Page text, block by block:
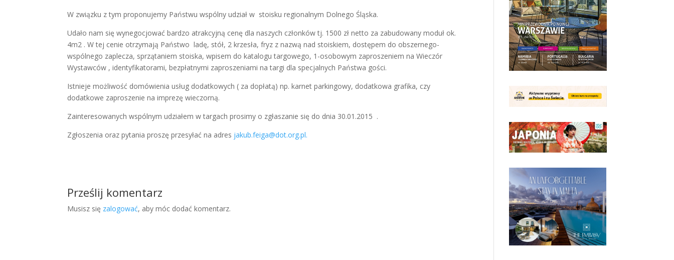
W związku z tym proponujemy Państwu wspólny udział w stoisku regionalnym Dolnego Śląska.
Udało nam się wynegocjować bardzo atrakcyjną cenę dla naszych członków tj. 1500 zł netto za zabudowany moduł ok.
4m2 . W tej cenie otrzymają Państwo ladę, stół, 2 krzesła, fryz z nazwą nad stoiskiem, dostępem do obszernego-
wspólnego zaplecza, sprzątaniem stoiska, wpisem do katalogu targowego, 1-osobowym zaproszeniem na Wieczór
Wystawców , identyfikatorami, bezpłatnymi zaproszeniami na targi dla specjalnych Państwa gości.
Istnieje możliwość domówienia usług dodatkowych ( za dopłatą) np. karnet parkingowy, dodatkowa grafika, czy
dodatkowe zaproszenie na imprezę wieczorną.
Zainteresowanych wspólnym udziałem w targach prosimy o zgłaszanie się do dnia 30.01.2015 .
Zgłoszenia oraz pytania proszę przesyłać na adres jakub.feiga@dot.org.pl.
Prześlij komentarz
Musisz się zalogować, aby móc dodać komentarz.